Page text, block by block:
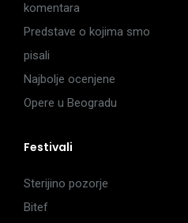
komentara
Predstave o kojima smo
pisali
Najbolje ocenjene
Opere u Beogradu
Festivali
Sterijino pozorje
Bitef